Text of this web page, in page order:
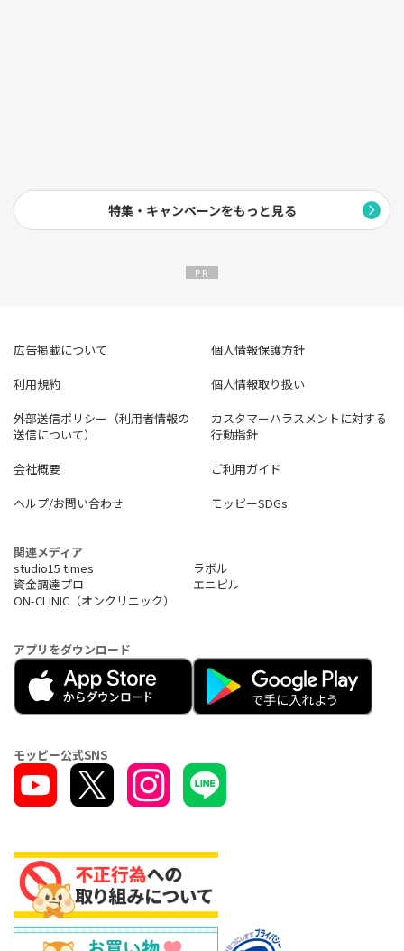
り異なります。
（*1）対象店舗によってはアメリカン・エキスプレス®のカードは
優遇対象外となります。
特集・キャンペーンをもっと見る
広告掲載について
個人情報保護方針
利用規約
個人情報取り扱い
外部送信ポリシー（利用者情報の
送信について）
カスタマーハラスメントに対する
行動指針
会社概要
ご利用ガイド
ヘルプ/お問い合わせ
モッピーSDGs
関連メディア
studio15 times
ラボル
資金調達プロ
エニピル
ON-CLINIC（オンクリニック）
アプリをダウンロード
モッピー公式SNS